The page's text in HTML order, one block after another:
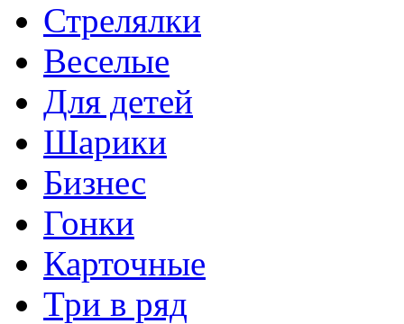
Стрелялки
Веселые
Для детей
Шарики
Бизнес
Гонки
Карточные
Три в ряд